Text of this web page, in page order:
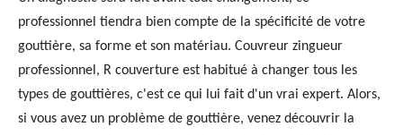
professionnel tiendra bien compte de la spécificité de votre
gouttière, sa forme et son matériau. Couvreur zingueur
professionnel, R couverture est habitué à changer tous les
types de gouttières, c'est ce qui lui fait d'un vrai expert. Alors,
si vous avez un problème de gouttière, venez découvrir la